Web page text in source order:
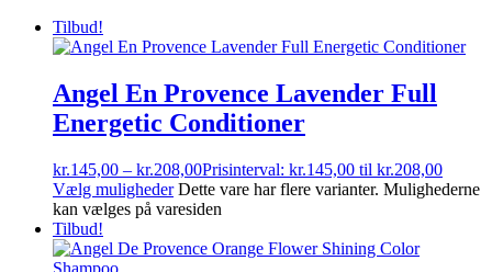
Tilbud!
Angel En Provence Lavender Full
Energetic Conditioner
kr.145,00 – kr.208,00Prisinterval: kr.145,00 til kr.208,00
Vælg muligheder Dette vare har flere varianter. Mulighederne
kan vælges på varesiden
Tilbud!